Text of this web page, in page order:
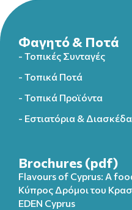
Φαγητό & Ποτά
- Τοπικές Συνταγές
- Τοπικά Ποτά
- Τοπικά Προϊόντα
- Εστιατόρια &
Brochures (pdf)
Flavours of Cyprus: A
Κύπρος Δρόμοι του
EDEN Cyprus